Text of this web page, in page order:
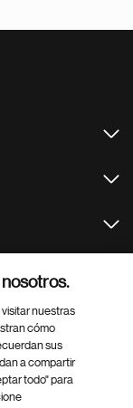
nuestras
cómo
sus
a compartir
todo" para